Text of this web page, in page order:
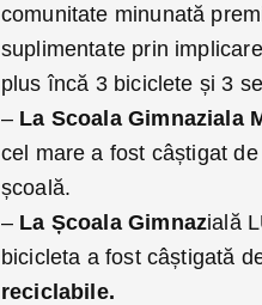
comunitate minunată
suplimentate prin
plus încă 3 biciclete și 3
– La Scoala Gimnaziala
cel mare a fost câștigat
școală.
– La Școala Gimnazială
bicicleta a fost câștigată
reciclabile.